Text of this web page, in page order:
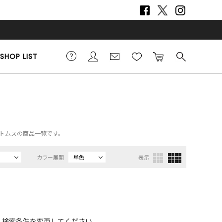
SHOP LIST
スの商品一覧です。
カラー展開 単色 表示